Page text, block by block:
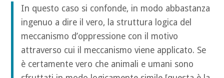
In questo caso si confonde, in modo abbastanza
ingenuo a dire il vero, la struttura logica del
meccanismo d’oppressione con il motivo
attraverso cui il meccanismo viene applicato. Se
è certamente vero che animali e umani sono